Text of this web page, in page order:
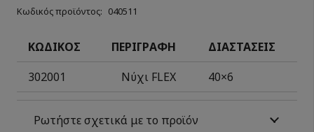
Κωδικός προϊόντος: 040511
ΚΩΔΙΚΟΣ ΠΕΡΙΓΡΑΦΗ
ΔΙΑΣΤΑΣΕΙΣ
302001
Νύχι FLEX 40×6
Ρωτήστε σχετικά με το προϊόν